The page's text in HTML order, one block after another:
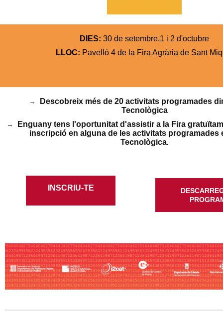
DIES: 30 de setembre,1 i 2 d'octubre
LLOC: Pavelló 4 de la Fira Agrària de Sant
→
Descobreix més de 20 activitats programades
Tecnològica
→
Enguany tens l'oportunitat d'assistir a la Fira
inscripció en alguna de les activitats programades
Tecnològica.
INSCRIU-TE